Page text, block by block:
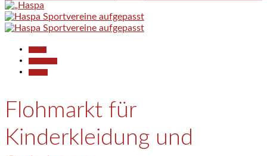
Flohmarkt für
Kinderkleidung und